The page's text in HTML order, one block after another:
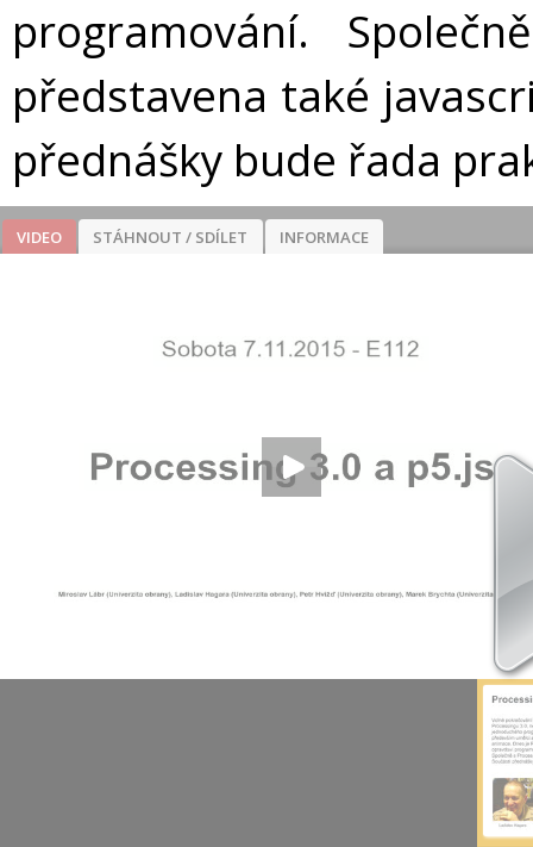
programování.
představena také
přednášky bude řada
VIDEO STÁHNOUT / SDÍLET INFORMACE